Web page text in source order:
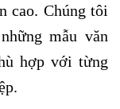
cao. Chúng tôi
mẫu văn
hợp với từng